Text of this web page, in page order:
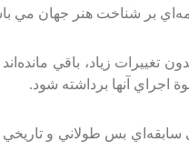
بر شناخت‌ هنر جهان‌ مي‌
تغييرات‌ زياد، باقي‌
اجراي‌ آنها برداشته‌ شود.
سابقه‌اي‌ بس‌ طولاني‌ و